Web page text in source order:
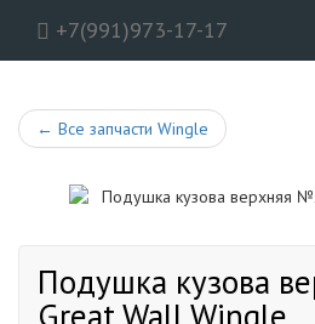
+7(991)973-17-17
← Все запчасти Wingle
Подушка кузова
Great Wall Wingle